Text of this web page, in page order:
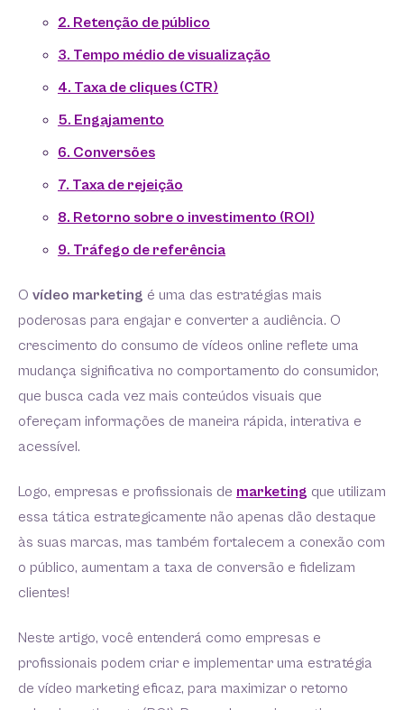
2. Retenção de público
3. Tempo médio de visualização
4. Taxa de cliques (CTR)
5. Engajamento
6. Conversões
7. Taxa de rejeição
8. Retorno sobre o investimento (ROI)
9. Tráfego de referência
O vídeo marketing é uma das estratégias mais
poderosas para engajar e converter a audiência. O
crescimento do consumo de vídeos online reflete uma
mudança significativa no comportamento do consumidor,
que busca cada vez mais conteúdos visuais que
ofereçam informações de maneira rápida, interativa e
acessível.
Logo, empresas e profissionais de marketing que utilizam
essa tática estrategicamente não apenas dão destaque
às suas marcas, mas também fortalecem a conexão com
o público, aumentam a taxa de conversão e fidelizam
clientes!
Neste artigo, você entenderá como empresas e
profissionais podem criar e implementar uma estratégia
de vídeo marketing eficaz, para maximizar o retorno